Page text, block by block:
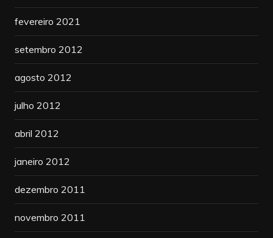
fevereiro 2021
setembro 2012
agosto 2012
julho 2012
abril 2012
janeiro 2012
dezembro 2011
novembro 2011